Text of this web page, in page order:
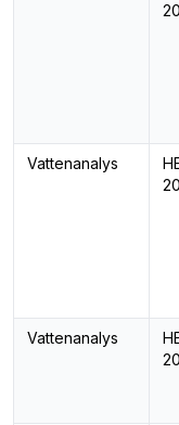
Vattenanalys
Vattenanalys